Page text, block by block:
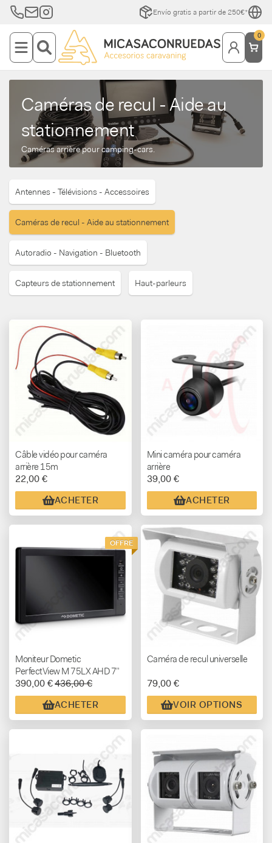
Envío gratis a partir de 250€*
0
Caméras de recul - Aide au
stationnement
Caméras arrière pour camping-cars.
Antennes - Télévisions - Accessoires
Caméras de recul - Aide au stationnement
Autoradio - Navigation - Bluetooth
Capteurs de stationnement Haut-parleurs
Câble vidéo pour caméra
arrière 15m
22,00 €
ACHETER
Mini caméra pour caméra
arrière
39,00 €
ACHETER
OFFRE
Moniteur Dometic
PerfectView M 75LX AHD 7”
pour Systèmes de Caméras
AHD
390,00 €436,00 €
ACHETER
Caméra de recul universelle
79,00 €
VOIR OPTIONS